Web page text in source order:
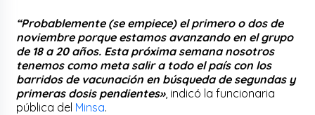
“Probablemente (se empiece) el primero o dos de
noviembre porque estamos avanzando en el grupo
de 18 a 20 años. Esta próxima semana nosotros
tenemos como meta salir a todo el país con los
barridos de vacunación en búsqueda de segundas y
primeras dosis pendientes», indicó la funcionaria
pública del Minsa.